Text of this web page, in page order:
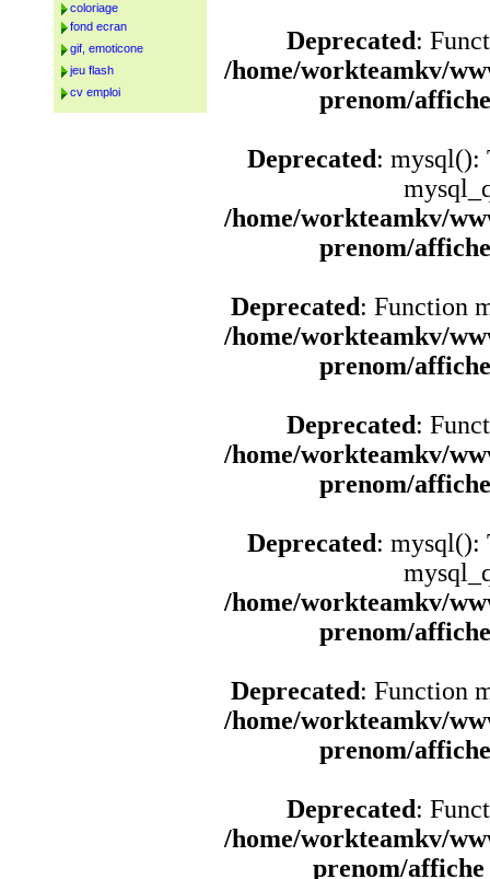
Deprecated:
/home/workteamkv/
prenom/
Deprecated: mysql():
/home/workteamkv/
prenom/
Deprecated: Function
/home/workteamkv/
prenom/
Deprecated:
/home/workteamkv/
prenom/
Deprecated: mysql():
/home/workteamkv/
prenom/
Deprecated: Function
/home/workteamkv/
prenom/
Deprecated:
/home/workteamkv/
prenom/
coloriage
fond ecran
gif, emoticone
jeu flash
cv emploi